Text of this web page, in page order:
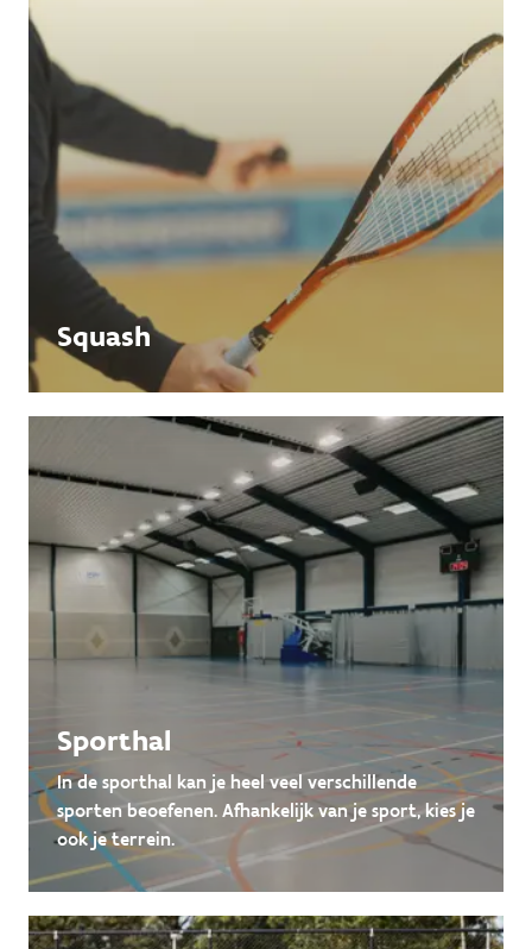
Squash
Sporthal
In de sporthal kan je heel veel verschillende
sporten beoefenen. Afhankelijk van je sport, kies je
ook je terrein.